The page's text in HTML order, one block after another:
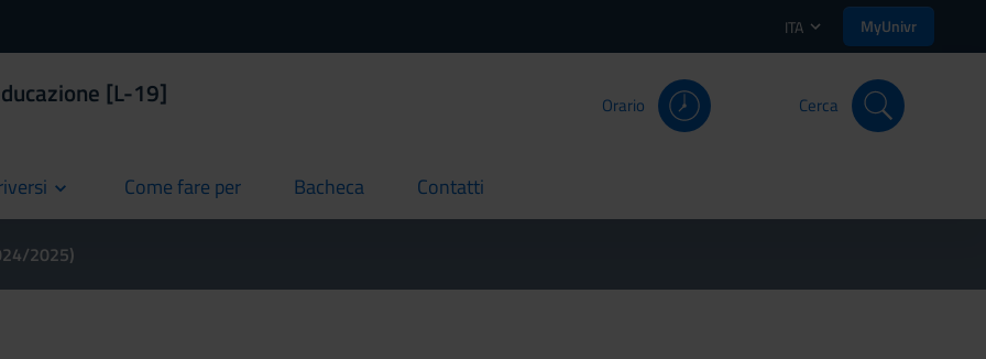
ITA MyUnivr
[L-19] Orario Cerca
Come fare per
current Bacheca
current Contatti
current
2025)